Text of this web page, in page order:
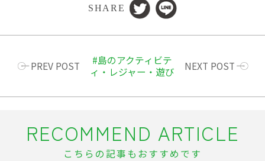
SHARE
PREV POST
島のアクティビテ
ィ・レジャー・遊び
NEXT POST
RECOMMEND ARTICLE
こちらの記事もおすすめです